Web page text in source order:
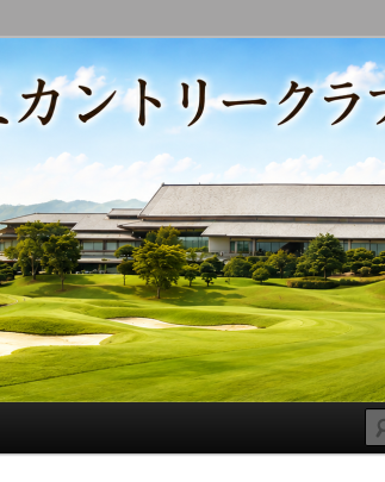
総支配人ブログ
、ゴルフに関する随筆、喜怒哀楽などを気まぐ